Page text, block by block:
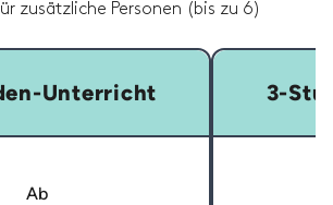
zusätzliche Personen (bis zu 6)
Unterricht
Ab
3-